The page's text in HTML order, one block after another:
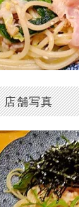
店舗写真